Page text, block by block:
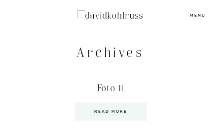
MENU
Archives
Foto 11
READ MORE